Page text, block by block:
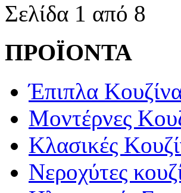
Σελίδα 1 από 8
ΠΡΟΪΟΝΤΑ
Έπιπλα
Μοντέρνες
Κλασικές
Νεροχύτες